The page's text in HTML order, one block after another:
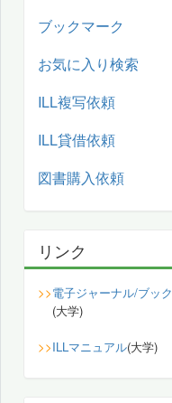
ブックマーク
お気に入り検索
ILL複写依頼
ILL貸借依頼
図書購入依頼
リンク
>>電子ジャーナル/ブック
(大学)
>>ILLマニュアル(大学)